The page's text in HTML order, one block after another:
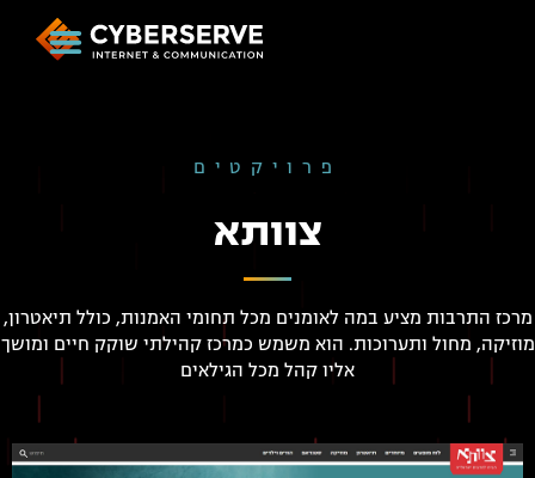
פרויקטים
צוותא
מרכז התרבות מציע במה לאומנים מכל תחומי האמנות, כולל תיאטרון,
מוזיקה, מחול ותערוכות. הוא משמש כמרכז קהילתי שוקק חיים ומושך
אליו קהל מכל הגילאים